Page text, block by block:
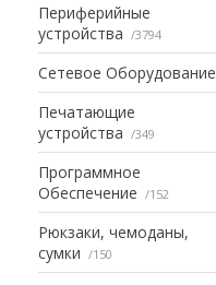
Периферийные
устройства
3794
Сетевое Оборудование
Печатающие
устройства
349
Программное
Обеспечение
152
Рюкзаки, чемоданы,
сумки
150